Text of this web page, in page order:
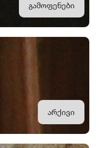
გამოფენები
არქივი